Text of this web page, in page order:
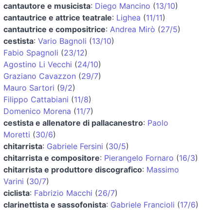
cantautore e musicista: Diego Mancino (13/10)
cantautrice e attrice teatrale: Lighea (11/11)
cantautrice e compositrice: Andrea Mirò (27/5)
cestista: Vario Bagnoli (13/10)
Fabio Spagnoli (23/12)
Agostino Li Vecchi (24/10)
Graziano Cavazzon (29/7)
Mauro Sartori (9/2)
Filippo Cattabiani (11/8)
Domenico Morena (11/7)
cestista e allenatore di pallacanestro: Paolo
Moretti (30/6)
chitarrista: Gabriele Fersini (30/5)
chitarrista e compositore: Pierangelo Fornaro (16/3)
chitarrista e produttore discografico: Massimo
Varini (30/7)
ciclista: Fabrizio Macchi (26/7)
clarinettista e sassofonista: Gabriele Francioli (17/6)